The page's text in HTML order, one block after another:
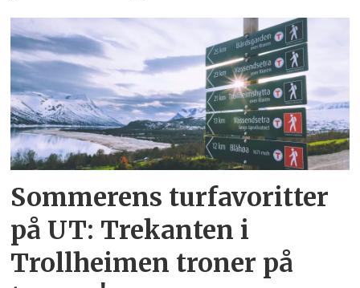
Sommerens turfavoritter
på UT: Trekanten i
Trollheimen troner på